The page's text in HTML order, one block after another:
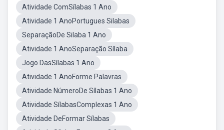
Atividade ComSílabas 1 Ano
Atividade 1 AnoPortugues Silabas
SeparaçãoDe Silaba 1 Ano
Atividade 1 AnoSeparação Sílaba
Jogo DasSílabas 1 Ano
Atividade 1 AnoForme Palavras
Atividade NúmeroDe Sílabas 1 Ano
Atividade SílabasComplexas 1 Ano
Atividade DeFormar Sílabas